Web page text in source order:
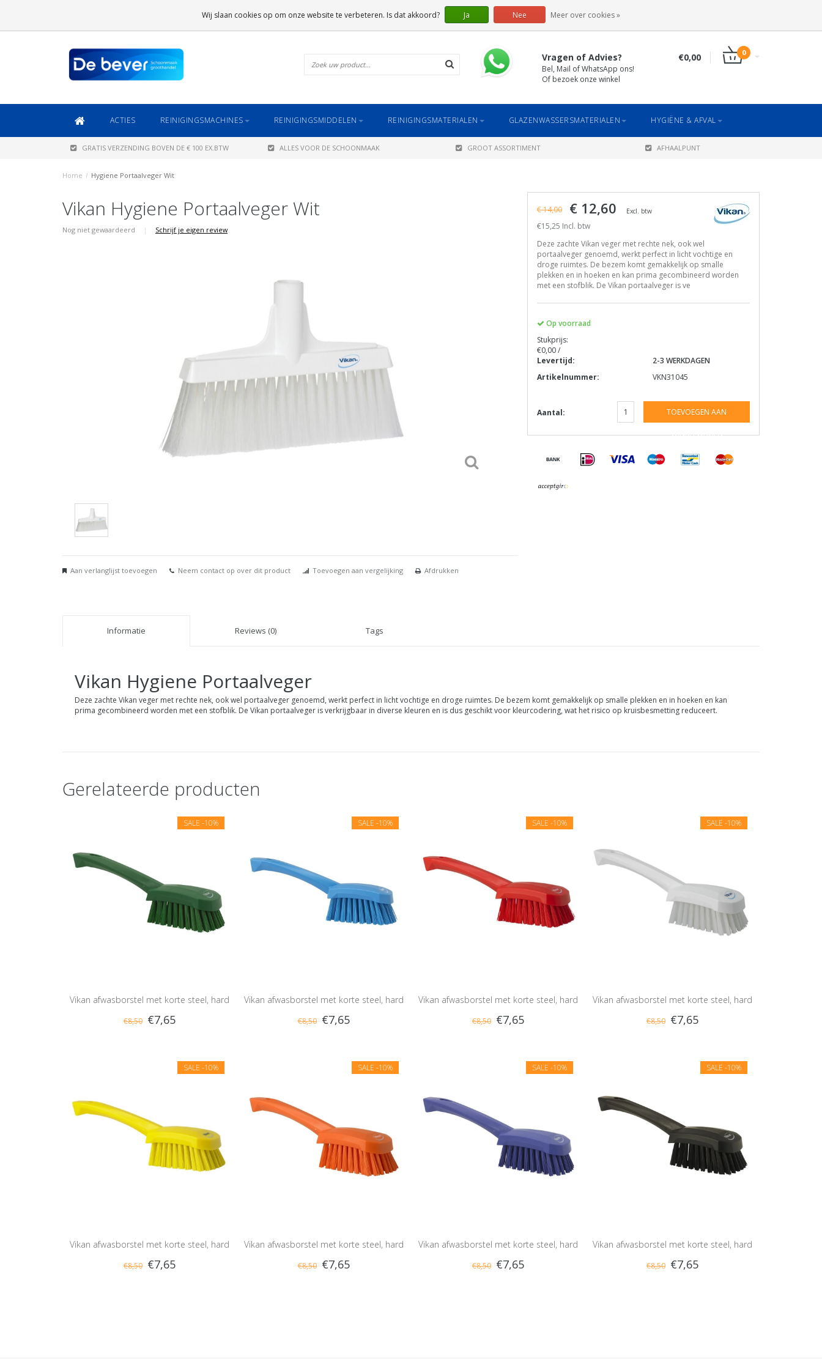
Vragen of Advies?
Bel, Mail of WhatsApp ons!
Of bezoek onze winkel
€0,00 0
ACTIES REINIGINGSMACHINES REINIGINGSMIDDELEN REINIGINGSMATERIALEN GLAZENWASSERSMATERIALEN HYGIËNE & AFVAL
GRATIS VERZENDING BOVEN DE € 100 EX.BTW ALLES VOOR DE SCHOONMAAK GROOT ASSORTIMENT AFHAALPUNT
Home / Hygiene Portaalveger Wit
Vikan Hygiene Portaalveger Wit
Nog niet gewaardeerd | Schrijf je eigen review
Aan verlanglijst toevoegen Neem contact op over dit product Toevoegen aan vergelijking Afdrukken
€ 14,00 € 12,60 Excl. btw
€15,25 Incl. btw
Deze zachte Vikan veger met rechte nek, ook wel
portaalveger genoemd, werkt perfect in licht vochtige en
droge ruimtes. De bezem komt gemakkelijk op smalle
plekken en in hoeken en kan prima gecombineerd worden
met een stofblik. De Vikan portaalveger is ve
Op voorraad
Stukprijs:
€0,00 /
Levertijd:
2-3 WERKDAGEN
Artikelnummer:
VKN31045
Aantal: TOEVOEGEN AAN
WINKELWAGEN
Informatie Reviews (0) Tags
Vikan Hygiene Portaalveger
Deze zachte Vikan veger met rechte nek, ook wel portaalveger genoemd, werkt perfect in licht vochtige en droge ruimtes. De bezem komt gemakkelijk op smalle plekken en in hoeken en kan
prima gecombineerd worden met een stofblik. De Vikan portaalveger is verkrijgbaar in diverse kleuren en is dus geschikt voor kleurcodering, wat het risico op kruisbesmetting reduceert.
Gerelateerde producten
SALE -10%
Vikan afwasborstel met korte steel, hard
€8,50 €7,65
SALE -10%
Vikan afwasborstel met korte steel, hard
€8,50 €7,65
SALE -10%
Vikan afwasborstel met korte steel, hard
€8,50 €7,65
SALE -10%
Vikan afwasborstel met korte steel, hard
€8,50 €7,65
SALE -10%
Vikan afwasborstel met korte steel, hard
€8,50 €7,65
SALE -10%
Vikan afwasborstel met korte steel, hard
€8,50 €7,65
SALE -10%
Vikan afwasborstel met korte steel, hard
€8,50 €7,65
SALE -10%
Vikan afwasborstel met korte steel, hard
€8,50 €7,65
Wij slaan cookies op om onze website te verbeteren. Is dat akkoord? Ja Nee Meer over cookies »